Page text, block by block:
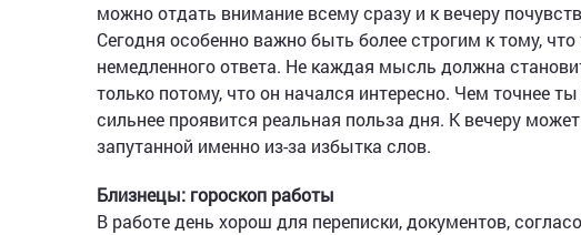
можно отдать внимание всему сразу и к вечеру
Сегодня особенно важно быть более строгим к тому,
немедленного ответа. Не каждая мысль должна
только потому, что он начался интересно. Чем точнее
сильнее проявится реальная польза дня. К вечеру
запутанной именно из-за избытка слов.
Близнецы: гороскоп работы
В работе день хорош для переписки, документов,